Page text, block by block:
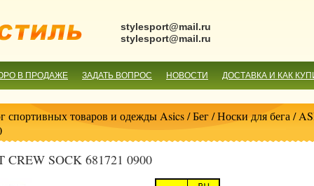
stylesport@mail.ru
stylesport@mail.ru
В ПРОДАЖЕ ЗАДАТЬ ВОПРОС НОВОСТИ ДОСТАВКА И КАК
спортивных товаров и одежды Asics/Бег/Носки для бега /
SOCK 681721 0900